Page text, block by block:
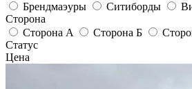
Брендмаэуры
Ситиборды
Сторона
Сторона A
Сторона Б
Статус
Цена